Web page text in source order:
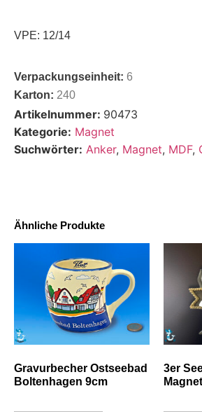
VPE: 12/14
Verpackungseinheit: 6
Karton: 240
Artikelnummer: 90473
Kategorie: Magnet
Suchwörter: Anker, Magnet, MDF,
Ähnliche Produkte
Gravurbecher Ostseebad
Boltenhagen 9cm
3er